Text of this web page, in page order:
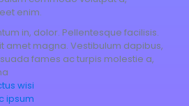
enim.
in, dolor. Pellentesque facilisis.
amet magna. Vestibulum dapibus,
fames ac turpis molestie a,
wisi
ipsum